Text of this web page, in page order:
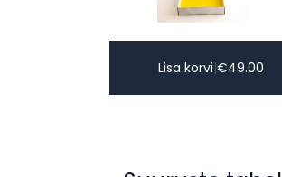
Lisa korvi|€49.00